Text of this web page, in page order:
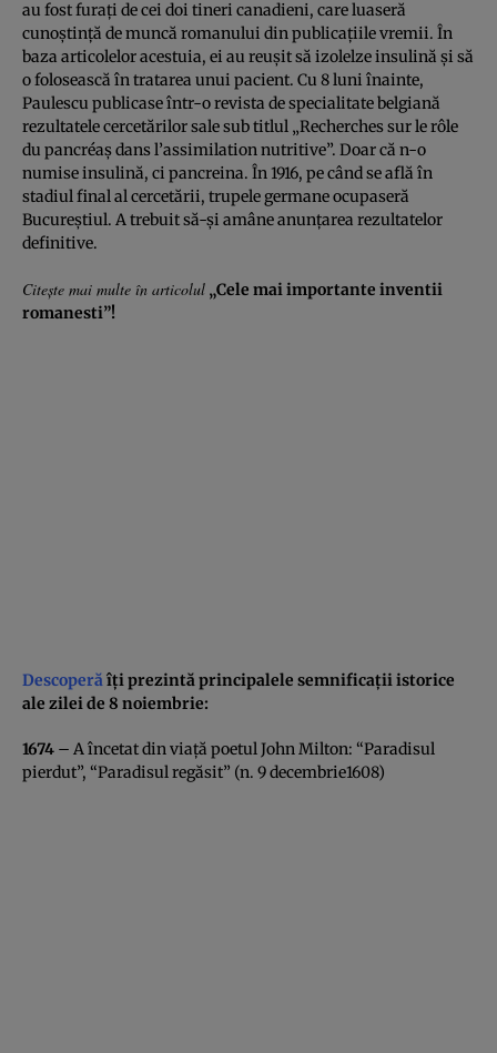
au fost furați de cei doi tineri canadieni, care luaseră
cunoștință de muncă romanului din publicațiile vremii. În
baza articolelor acestuia, ei au reușit să izolelze insulină și să
o folosească în tratarea unui pacient. Cu 8 luni înainte,
Paulescu publicase într-o revista de specialitate belgiană
rezultatele cercetărilor sale sub titlul „Recherches sur le rôle
du pancréaș dans l’assimilation nutritive”. Doar că n-o
numise insulină, ci pancreina. În 1916, pe când se află în
stadiul final al cercetării, trupele germane ocupaseră
Bucureștiul. A trebuit să-și amâne anunțarea rezultatelor
definitive.
Citeşte mai multe în articolul „Cele mai importante inventii
romanesti”!
Descoperă îţi prezintă principalele semnificaţii istorice
ale zilei de 8 noiembrie:
1674 – A încetat din viaţă poetul John Milton: “Paradisul
pierdut”, “Paradisul regăsit” (n. 9 decembrie1608)